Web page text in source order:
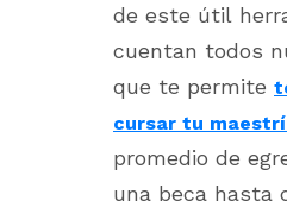
de este útil
cuentan todos
que te permite
cursar tu
promedio de
una beca hasta